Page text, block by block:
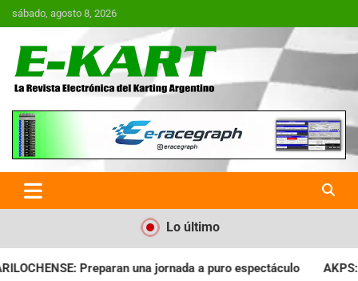
Saltar
al
sábado, agosto 8, 2026
E-Kart.com.ar | La Revista
Electrónica del Karting en
Argentina
Lo último
jornada a puro espectáculo AKPS: Intervino la IGJ y oficializó